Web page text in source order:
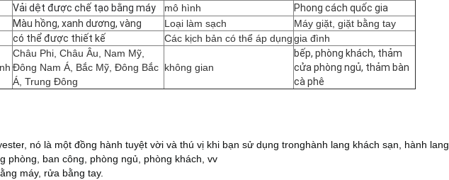
Vải dệt được chế tạo bằng máy mô hình
Phong cách quốc gia
Màu hồng, xanh dương, vàng Loại làm sạch
Máy giặt, giặt bằng tay
có thể được thiết kế Các kịch bản có thể áp dụnggia đình
Châu Phi, Châu Âu, Nam Mỹ,
Đông Nam Á, Bắc Mỹ, Đông Bắc
Á, Trung Đông
không gian
bếp, phòng khách, thảm
cửa phòng ngủ, thảm bàn
cà phê
, nó là một đồng hành tuyệt vời và thú vị khi bạn sử dụng tronghành lang khách sạn, hành lang
phòng, ban công, phòng ngủ, phòng khách, vv
máy, rửa bằng tay.